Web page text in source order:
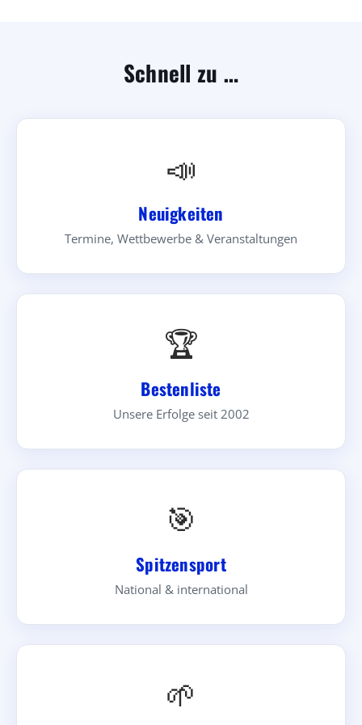
Schnell zu …
📣
Neuigkeiten
Termine, Wettbewerbe & Veranstaltungen
🏆
Bestenliste
Unsere Erfolge seit 2002
🎯
Spitzensport
National & international
🌱